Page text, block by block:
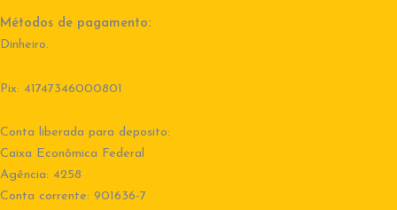
Métodos de pagamento:
Dinheiro.
Pix: 41747346000801
Conta liberada para deposito:
Caixa Econômica Federal
Agência: 4258
Conta corrente: 901636-7